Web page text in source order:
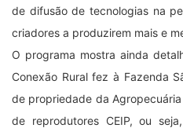
de difusão de tecnologias na
criadores a produzirem mais e
O programa mostra ainda
Conexão Rural fez à Fazenda
de propriedade da
de reprodutores CEIP, ou